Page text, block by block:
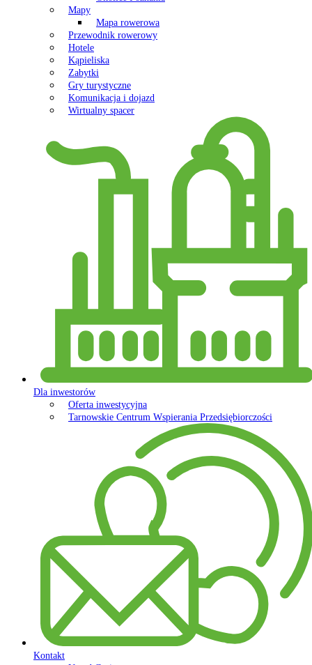
Mapy
Mapa rowerowa
Przewodnik rowerowy
Hotele
Kąpieliska
Zabytki
Gry turystyczne
Komunikacja i dojazd
Wirtualny spacer
Dla inwestorów
Oferta inwestycyjna
Tarnowskie Centrum Wspierania Przedsiębiorczości
Kontakt